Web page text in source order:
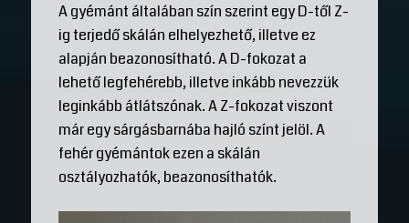
A gyémánt általában szín szerint egy D-től Z-
ig terjedő skálán elhelyezhető, illetve ez
alapján beazonosítható. A D-fokozat a
lehető legfehérebb, illetve inkább nevezzük
leginkább átlátszónak. A Z-fokozat viszont
már egy sárgásbarnába hajló színt jelöl. A
fehér gyémántok ezen a skálán
osztályozhatók, beazonosíthatók.